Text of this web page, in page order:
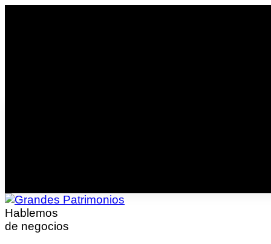
Hablemos
de negocios